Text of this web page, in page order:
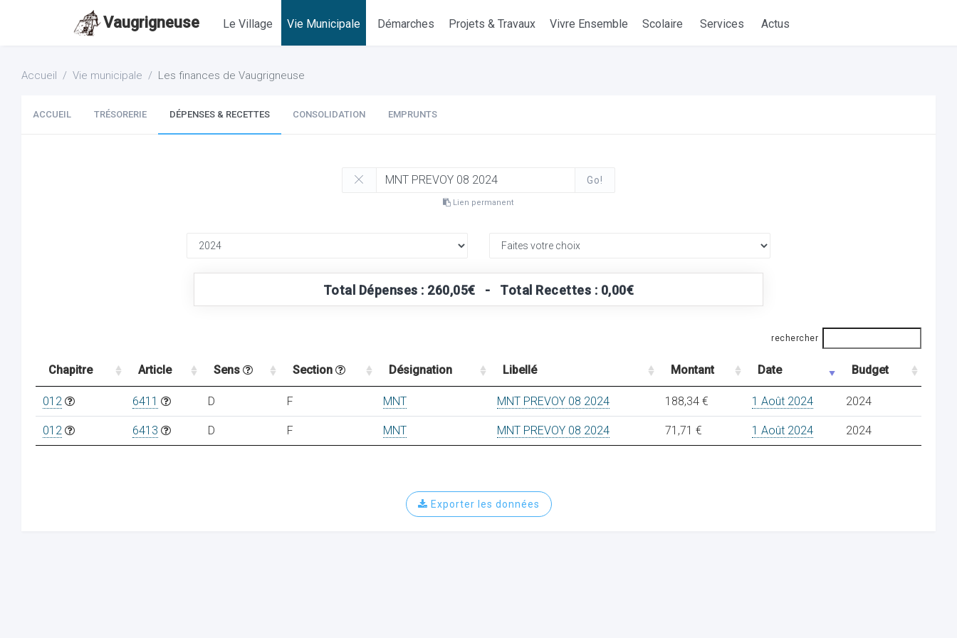
Vaugrigneuse Le Village Vie Municipale Démarches Projets & Travaux Vivre Ensemble Scolaire Services Actus
Accueil Vie municipale Les finances de Vaugrigneuse
ACCUEIL TRÉSORERIE DÉPENSES & RECETTES CONSOLIDATION EMPRUNTS
Go!
Lien permanent
Total Dépenses : 260,05€ - Total Recettes : 0,00€
rechercher
Chapitre Article Sens Section Désignation Libellé Montant Date Budget
012 6411 D F MNT MNT PREVOY 08 2024 188,34 € 1 Août 2024 2024
012 6413 D F MNT MNT PREVOY 08 2024 71,71 € 1 Août 2024 2024
Exporter les données